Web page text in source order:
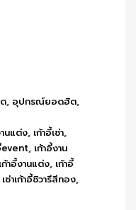
, อุปกรณ์ยอดฮิต,
านแต่ง, เก้าอี้เช่า,
event, เก้าอี้งาน
ก้าอี้งานแต่ง, เก้าอี้
เช่าเก้าอี้ชิวารีสีทอง,